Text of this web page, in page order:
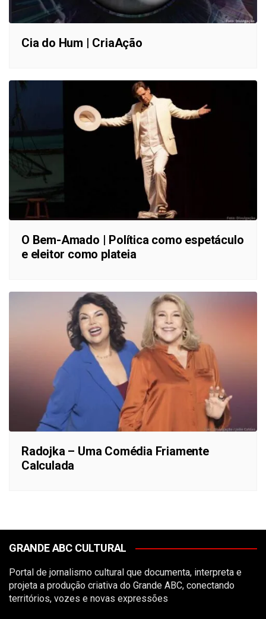
Cia do Hum | CriaAção
O Bem-Amado | Política como espetáculo
e eleitor como plateia
Radojka – Uma Comédia Friamente
Calculada
GRANDE ABC CULTURAL
Portal de jornalismo cultural que documenta, interpreta e
projeta a produção criativa do Grande ABC, conectando
territórios, vozes e novas expressões